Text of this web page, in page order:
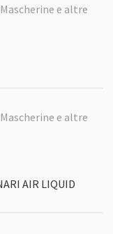
e altre
e altre
AIR LIQUID